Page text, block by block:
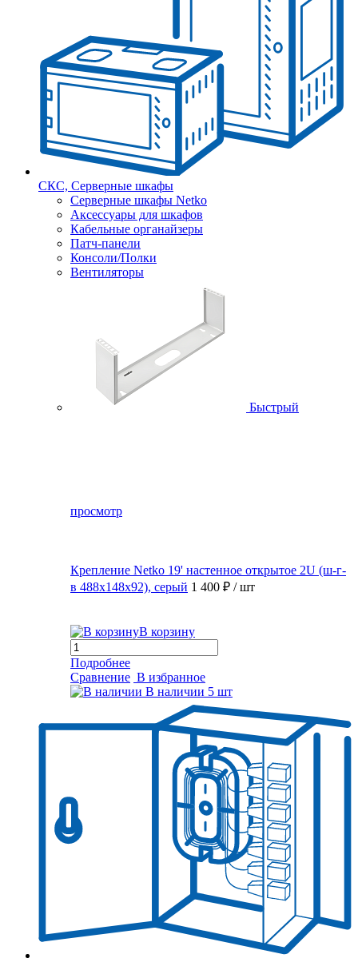
СКС, Серверные шкафы
Серверные шкафы Netko
Аксессуары для шкафов
Кабельные органайзеры
Патч-панели
Консоли/Полки
Вентиляторы
Быстрый
просмотр
Крепление Netko 19' настенное открытое 2U (ш-г-
в 488х148х92), серый 1 400 ₽ / шт
В корзину
Подробнее
Сравнение В избранное
В наличии 5 шт